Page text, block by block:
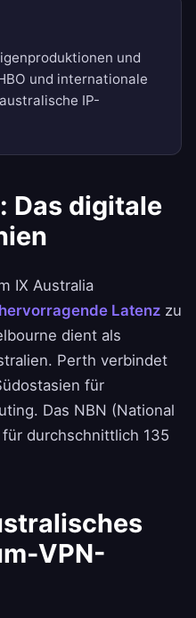
und
und internationale
IP-
Das digitale
IX Australia
hervorragende Latenz zu
dient als
Perth verbindet
für
Das NBN (National
durchschnittlich 135
VPN-